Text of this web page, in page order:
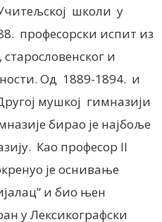
школи у
професорски испит из
старословенског и
Од 1889-1894. и
мушкој гимназији
бирао је најбоље
Као професор II
је оснивање
и био њен
у Лексикографски